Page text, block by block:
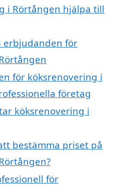
i Rörtången hjälpa till
erbjudanden för
för köksrenovering i
företag
köksrenovering i
bestämma priset på
för